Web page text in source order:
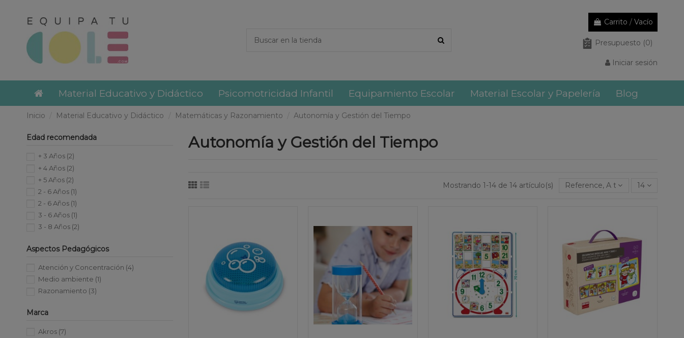
Carrito / Vacío
Presupuesto (0)
Iniciar sesión
Material Educativo y Didáctico Psicomotricidad Infantil Equipamiento Escolar Material Escolar y Papelería Blog
Inicio Material Educativo y Didáctico Matemáticas y Razonamiento Autonomía y Gestión del Tiempo
Autonomía y Gestión del Tiempo
Mostrando 1-14 de 14 artículo(s) Reference, A to Z 14
Edad recomendada
+ 3 Años (2)
+ 4 Años (2)
+ 5 Años (2)
2 - 6 Años (1)
2 - 6 Años (1)
3 - 6 Años (1)
3 - 8 Años (2)
Aspectos Pedagógicos
Atención y Concentración (4)
Medio ambiente (1)
Razonamiento (3)
Marca
Akros (7)